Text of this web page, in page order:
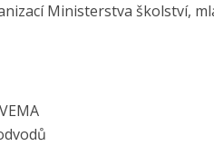
Ministerstva školství,